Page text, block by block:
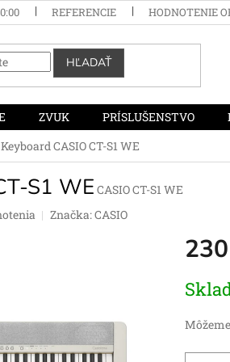
REFERENCIE HODNOTENIE
HĽADAŤ
ZVUK PRÍSLUŠENSTVO
Keyboard CASIO CT-S1 WE
S1 WE CASIO CT-S1 WE
Značka:CASIO
cena: